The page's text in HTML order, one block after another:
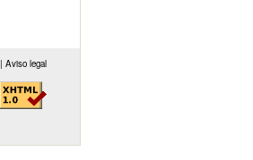
|Aviso legal